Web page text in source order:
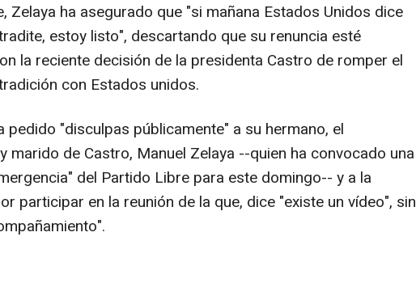
Zelaya ha asegurado que "si mañana Estados Unidos dice
estoy listo", descartando que su renuncia esté
la reciente decisión de la presidenta Castro de romper el
con Estados unidos.
pedido "disculpas públicamente" a su hermano, el
marido de Castro, Manuel Zelaya --quien ha convocado una
del Partido Libre para este domingo-- y a la
participar en la reunión de la que, dice "existe un vídeo", sin